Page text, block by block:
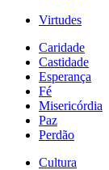
Virtudes
Caridade
Castidade
Esperança
Fé
Misericórdia
Paz
Perdão
Cultura